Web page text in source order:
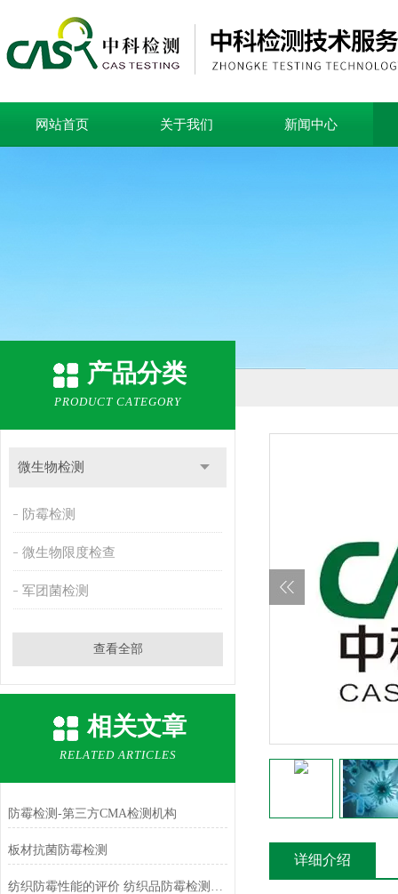
网站首页 关于我们 新闻中心
产品分类
PRODUCT CATEGORY
微生物检测
防霉检测
微生物限度检查
军团菌检测
查看全部
相关文章
RELATED ARTICLES
防霉检测-第三方CMA检测机构
板材抗菌防霉检测
纺织防霉性能的评价 纺织品防霉检测标准
详细介绍